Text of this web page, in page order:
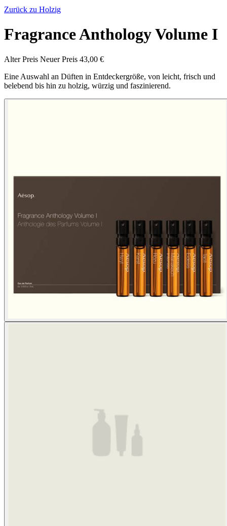
Zurück zu Holzig
Fragrance Anthology Volume I
Alter Preis Neuer Preis 43,00 €
Eine Auswahl an Düften in Entdeckergröße, von leicht, frisch und
belebend bis hin zu holzig, würzig und faszinierend.